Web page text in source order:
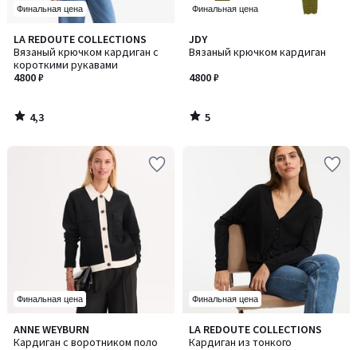
Финальная цена
LA REDOUTE COLLECTIONS
Вязаный крючком кардиган с
короткими рукавами
4800 ₽
4,3
/ 5
4,3
/
Финальная цена
JDY
Вязаный крючком кардиган
4800 ₽
5
/
5
/
Финальная цена
ANNE WEYBURN
Кардиган с воротником поло
5
/
Финальная цена
LA REDOUTE COLLECTIONS
Кардиган из тонкого
4,8
/ 5
Количество
цветов: